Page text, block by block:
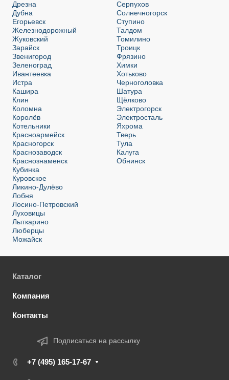
Дрезна
Дубна
Егорьевск
Железнодорожный
Жуковский
Зарайск
Звенигород
Зеленоград
Ивантеевка
Истра
Кашира
Клин
Коломна
Королёв
Котельники
Красноармейск
Красногорск
Краснозаводск
Краснознаменск
Кубинка
Куровское
Ликино-Дулёво
Лобня
Лосино-Петровский
Луховицы
Лыткарино
Люберцы
Можайск
Серпухов
Солнечногорск
Ступино
Талдом
Томилино
Троицк
Фрязино
Химки
Хотьково
Черноголовка
Шатура
Щёлково
Электрогорск
Электросталь
Яхрома
Тверь
Тула
Калуга
Обнинск
Каталог
Компания
Контакты
Подписаться на рассылку
+7 (495) 165-17-67